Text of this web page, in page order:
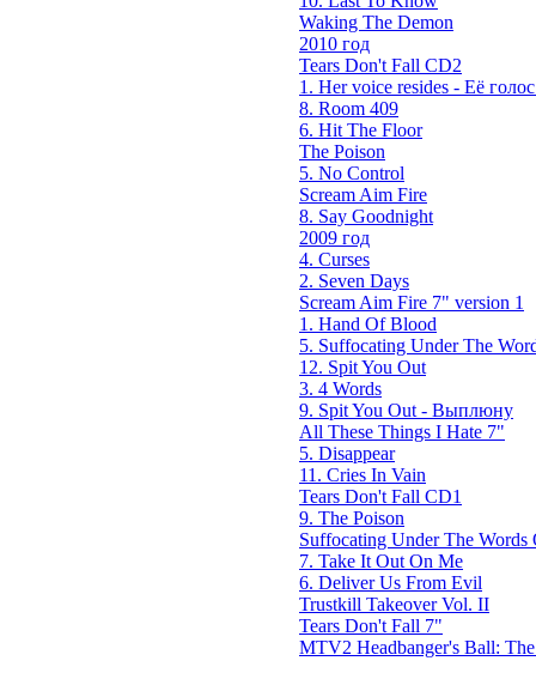
Waking The Demon
2010 год
Tears Don't Fall CD2
1. Her voice resides - Её
8. Room 409
6. Hit The Floor
The Poison
5. No Control
Scream Aim Fire
8. Say Goodnight
2009 год
4. Curses
2. Seven Days
Scream Aim Fire 7" version 1
1. Hand Of Blood
5. Suffocating Under The
12. Spit You Out
3. 4 Words
9. Spit You Out - Выплюну
All These Things I Hate 7"
5. Disappear
11. Cries In Vain
Tears Don't Fall CD1
9. The Poison
Suffocating Under The Words
7. Take It Out On Me
6. Deliver Us From Evil
Trustkill Takeover Vol. II
Tears Don't Fall 7"
MTV2 Headbanger's Ball: